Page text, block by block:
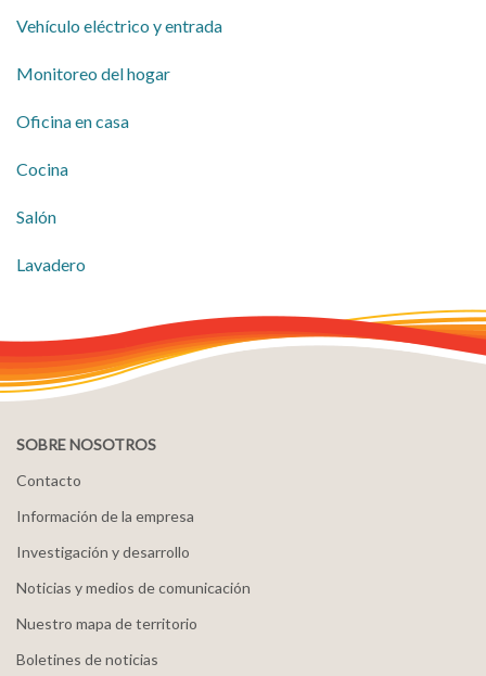
Vehículo eléctrico y entrada
Monitoreo del hogar
Oficina en casa
Cocina
Salón
Lavadero
SOBRE NOSOTROS
Contacto
Información de la empresa
Investigación y desarrollo
Noticias y medios de comunicación
Nuestro mapa de territorio
Boletines de noticias